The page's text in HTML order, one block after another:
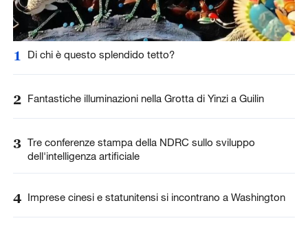
1 Di chi è questo splendido tetto?
2 Fantastiche illuminazioni nella Grotta di Yinzi a Guilin
3 Tre conferenze stampa della NDRC sullo sviluppo
dell'intelligenza artificiale
4 Imprese cinesi e statunitensi si incontrano a Washington